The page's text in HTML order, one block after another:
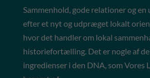
Sammenhold, gode relationer og
efter et nyt og udpræget lokalt
hvor det handler om lokal
historiefortælling. Det er nogle af
ingredienser i den DNA, som Vores